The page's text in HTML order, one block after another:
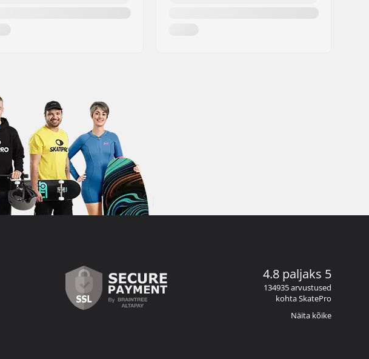
4.8 paljaks 5
134935 arvustused
kohta SkatePro
Näita kõike